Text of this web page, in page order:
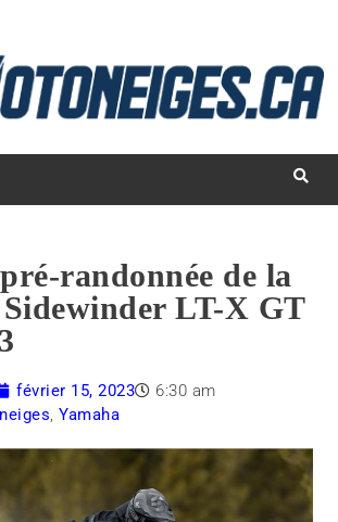
Motoneiges.ca
randonnée de la
LT-X GT
février 15, 2023
6:30 am
,Yamaha